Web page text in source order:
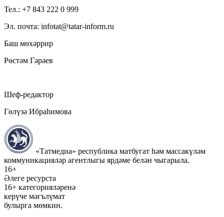
Тел.: +7 843 222 0 999
Эл. почта: infotat@tatar-inform.ru
Баш мөхәррир
Рөстәм Гәрәев
Шеф-редактор
Гөлүзә Ибраһимова
«Татмедиа» республика матбугат һәм массакүләм
коммуникацияләр агентлыгы ярдәме белән чыгарыла.
16+
Әлеге ресурста
16+ категорияләренә
керүче мәгълүмат
булырга мөмкин.